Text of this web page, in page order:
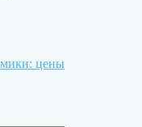
цены